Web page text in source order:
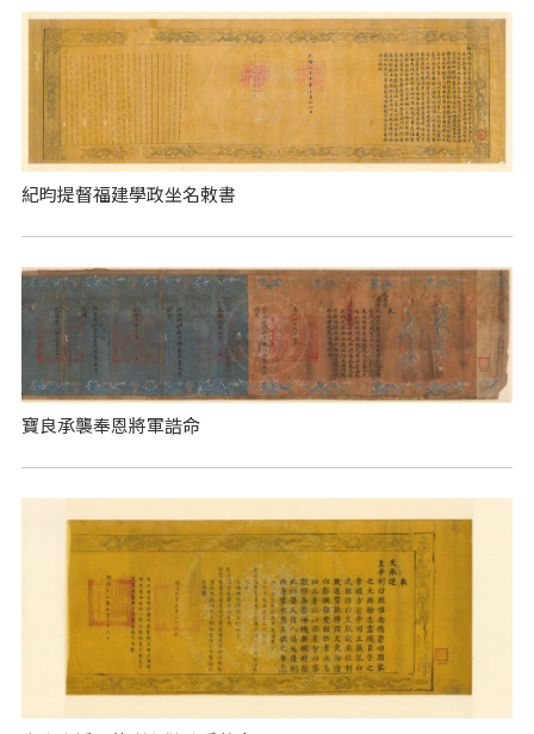
紀昀提督福建學政坐名敕書
寶良承襲奉恩將軍誥命